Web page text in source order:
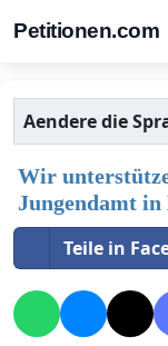
Petitionen.com
Aendere die
Wir
Jungendamt
Teile in